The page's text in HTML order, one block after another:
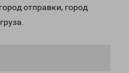
отправки, город